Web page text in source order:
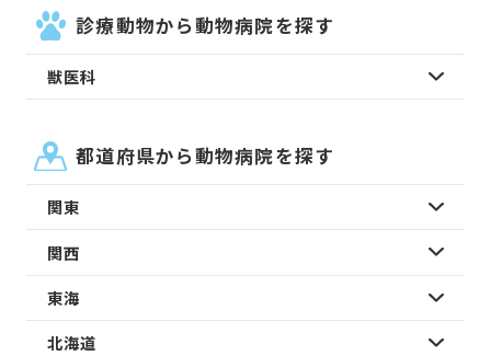
診療動物から動物病院を探す
獣医科
都道府県から動物病院を探す
関東
関西
東海
北海道